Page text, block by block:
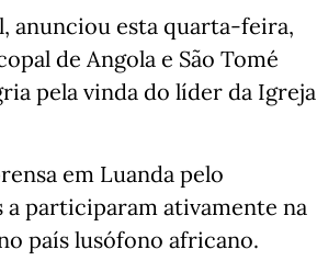
anunciou esta quarta-feira,
de Angola e São Tomé
pela vinda do líder da Igreja
em Luanda pelo
participaram ativamente na
país lusófono africano.